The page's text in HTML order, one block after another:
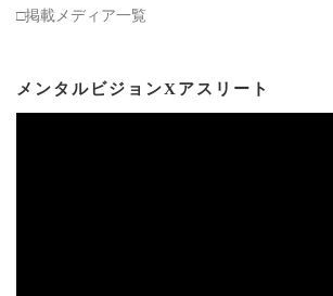
□掲載メディア一覧
メンタルビジョンXアスリート